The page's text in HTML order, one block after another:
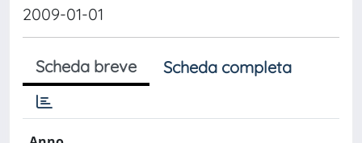
2009-01-01
Scheda breve Scheda completa